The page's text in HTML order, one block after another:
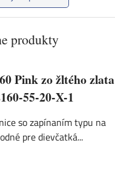
produkty
Pink zo žltého zlata
55-20-X-1
so zapínaním typu na
pre dievčatká...